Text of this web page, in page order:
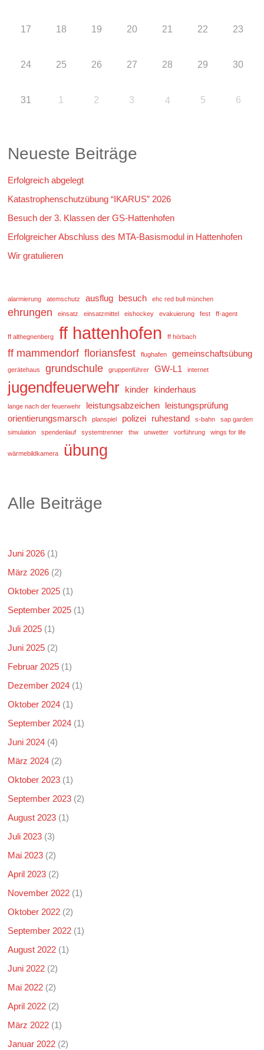
17 18 19 20 21 22 23
24 25 26 27 28 29 30
31 1 2 3 4 5 6
Neueste Beiträge
Erfolgreich abgelegt
Katastrophenschutzübung “IKARUS” 2026
Besuch der 3. Klassen der GS-Hattenhofen
Erfolgreicher Abschluss des MTA-Basismodul in Hattenhofen
Wir gratulieren
alarmierung atemschutz ausflug besuch ehc red bull münchen
ehrungen einsatz einsatzmittel eishockey evakuierung fest ff-agent
ff althegnenberg ff hattenhofen ff hörbach
ff mammendorf floriansfest flughafen gemeinschaftsübung
gerätehaus grundschule gruppenführer GW-L1 internet
jugendfeuerwehr kinder kinderhaus
lange nach der feuerwehr leistungsabzeichen leistungsprüfung
orientierungsmarsch
planspiel polizei ruhestand s-bahn
sap garden
simulation
spendenlauf systemtrenner thw unwetter vorführung wings for life
wärmebildkamera übung
Alle Beiträge
Juni 2026 (1)
März 2026 (2)
Oktober 2025 (1)
September 2025 (1)
Juli 2025 (1)
Juni 2025 (2)
Februar 2025 (1)
Dezember 2024 (1)
Oktober 2024 (1)
September 2024 (1)
Juni 2024 (4)
März 2024 (2)
Oktober 2023 (1)
September 2023 (2)
August 2023 (1)
Juli 2023 (3)
Mai 2023 (2)
April 2023 (2)
November 2022 (1)
Oktober 2022 (2)
September 2022 (1)
August 2022 (1)
Juni 2022 (2)
Mai 2022 (2)
April 2022 (2)
März 2022 (1)
Januar 2022 (2)